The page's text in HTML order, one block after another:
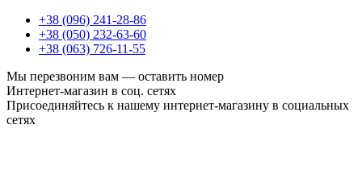
+38 (096) 241-28-86
+38 (050) 232-63-60
+38 (063) 726-11-55
Мы перезвоним вам — оставить номер
Интернет-магазин в соц. сетях
Присоединяйтесь к нашему интернет-магазину в социальных
сетях